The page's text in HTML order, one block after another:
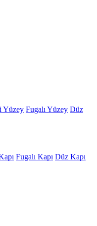
Yüzey Fugalı Yüzey Düz
Fugalı Kapı Düz Kapı